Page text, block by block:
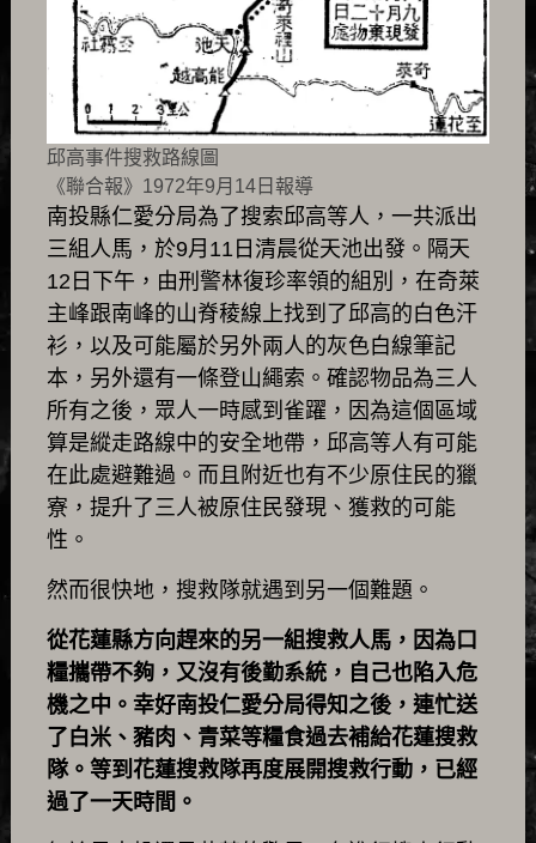
邱高事件搜救路線圖
《聯合報》1972年9月14日報導
南投縣仁愛分局為了搜索邱高等人，一共派出
三組人馬，於9月11日清晨從天池出發。隔天
12日下午，由刑警林復珍率領的組別，在奇萊
主峰跟南峰的山脊稜線上找到了邱高的白色汗
衫，以及可能屬於另外兩人的灰色白線筆記
本，另外還有一條登山繩索。確認物品為三人
所有之後，眾人一時感到雀躍，因為這個區域
算是縱走路線中的安全地帶，邱高等人有可能
在此處避難過。而且附近也有不少原住民的獵
寮，提升了三人被原住民發現、獲救的可能
性。
然而很快地，搜救隊就遇到另一個難題。
從花蓮縣方向趕來的另一組搜救人馬，因為口
糧攜帶不夠，又沒有後勤系統，自己也陷入危
機之中。幸好南投仁愛分局得知之後，連忙送
了白米、豬肉、青菜等糧食過去補給花蓮搜救
隊。等到花蓮搜救隊再度展開搜救行動，已經
過了一天時間。